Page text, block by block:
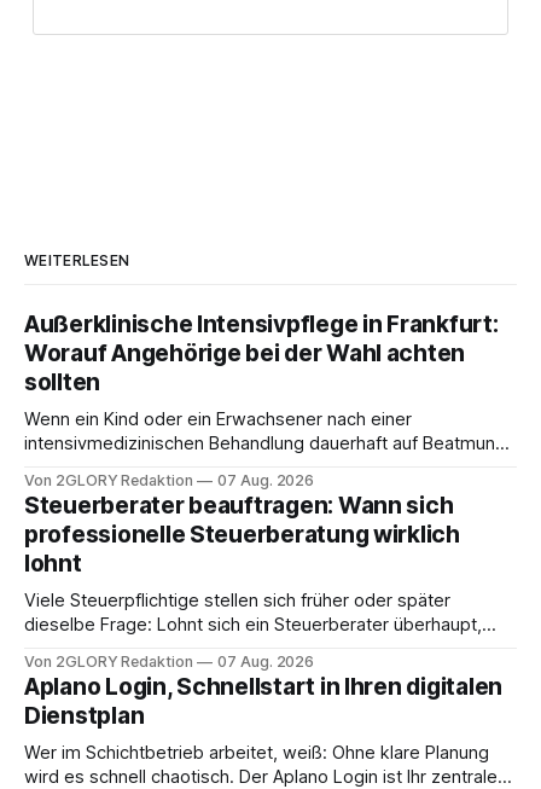
WEITERLESEN
Außerklinische Intensivpflege in Frankfurt:
Worauf Angehörige bei der Wahl achten
sollten
Wenn ein Kind oder ein Erwachsener nach einer
intensivmedizinischen Behandlung dauerhaft auf Beatmung
angewiesen ist, stellt sich für Familien eine schwierige
Frage: Muss die Versorgung dauerhaft in der Klinik bleiben –
oder ist ein Leben zu Hause möglich? Die außerklinische
Intensivpflege bietet genau diese Alternative: Sie
Von 2GLORY Redaktion 07 Aug. 2026
Steuerberater beauftragen: Wann sich
professionelle Steuerberatung wirklich
lohnt
Viele Steuerpflichtige stellen sich früher oder später
dieselbe Frage: Lohnt sich ein Steuerberater überhaupt,
erledigen? Die kurze Antwort: Bei einfachen
Einkommensverhältnissen reicht häufig eine Steuersoftware
aus – sobald jedoch mehrere Einkunftsarten
zusammentreffen oder größere finanzielle Veränderungen
anstehen, zahlt sich professionelle Unterstützung meist
Von 2GLORY Redaktion 07 Aug. 2026
Aplano Login, Schnellstart in Ihren digitalen
Dienstplan
Wer im Schichtbetrieb arbeitet, weiß: Ohne klare Planung
wird es schnell chaotisch. Der Aplano Login ist Ihr zentraler